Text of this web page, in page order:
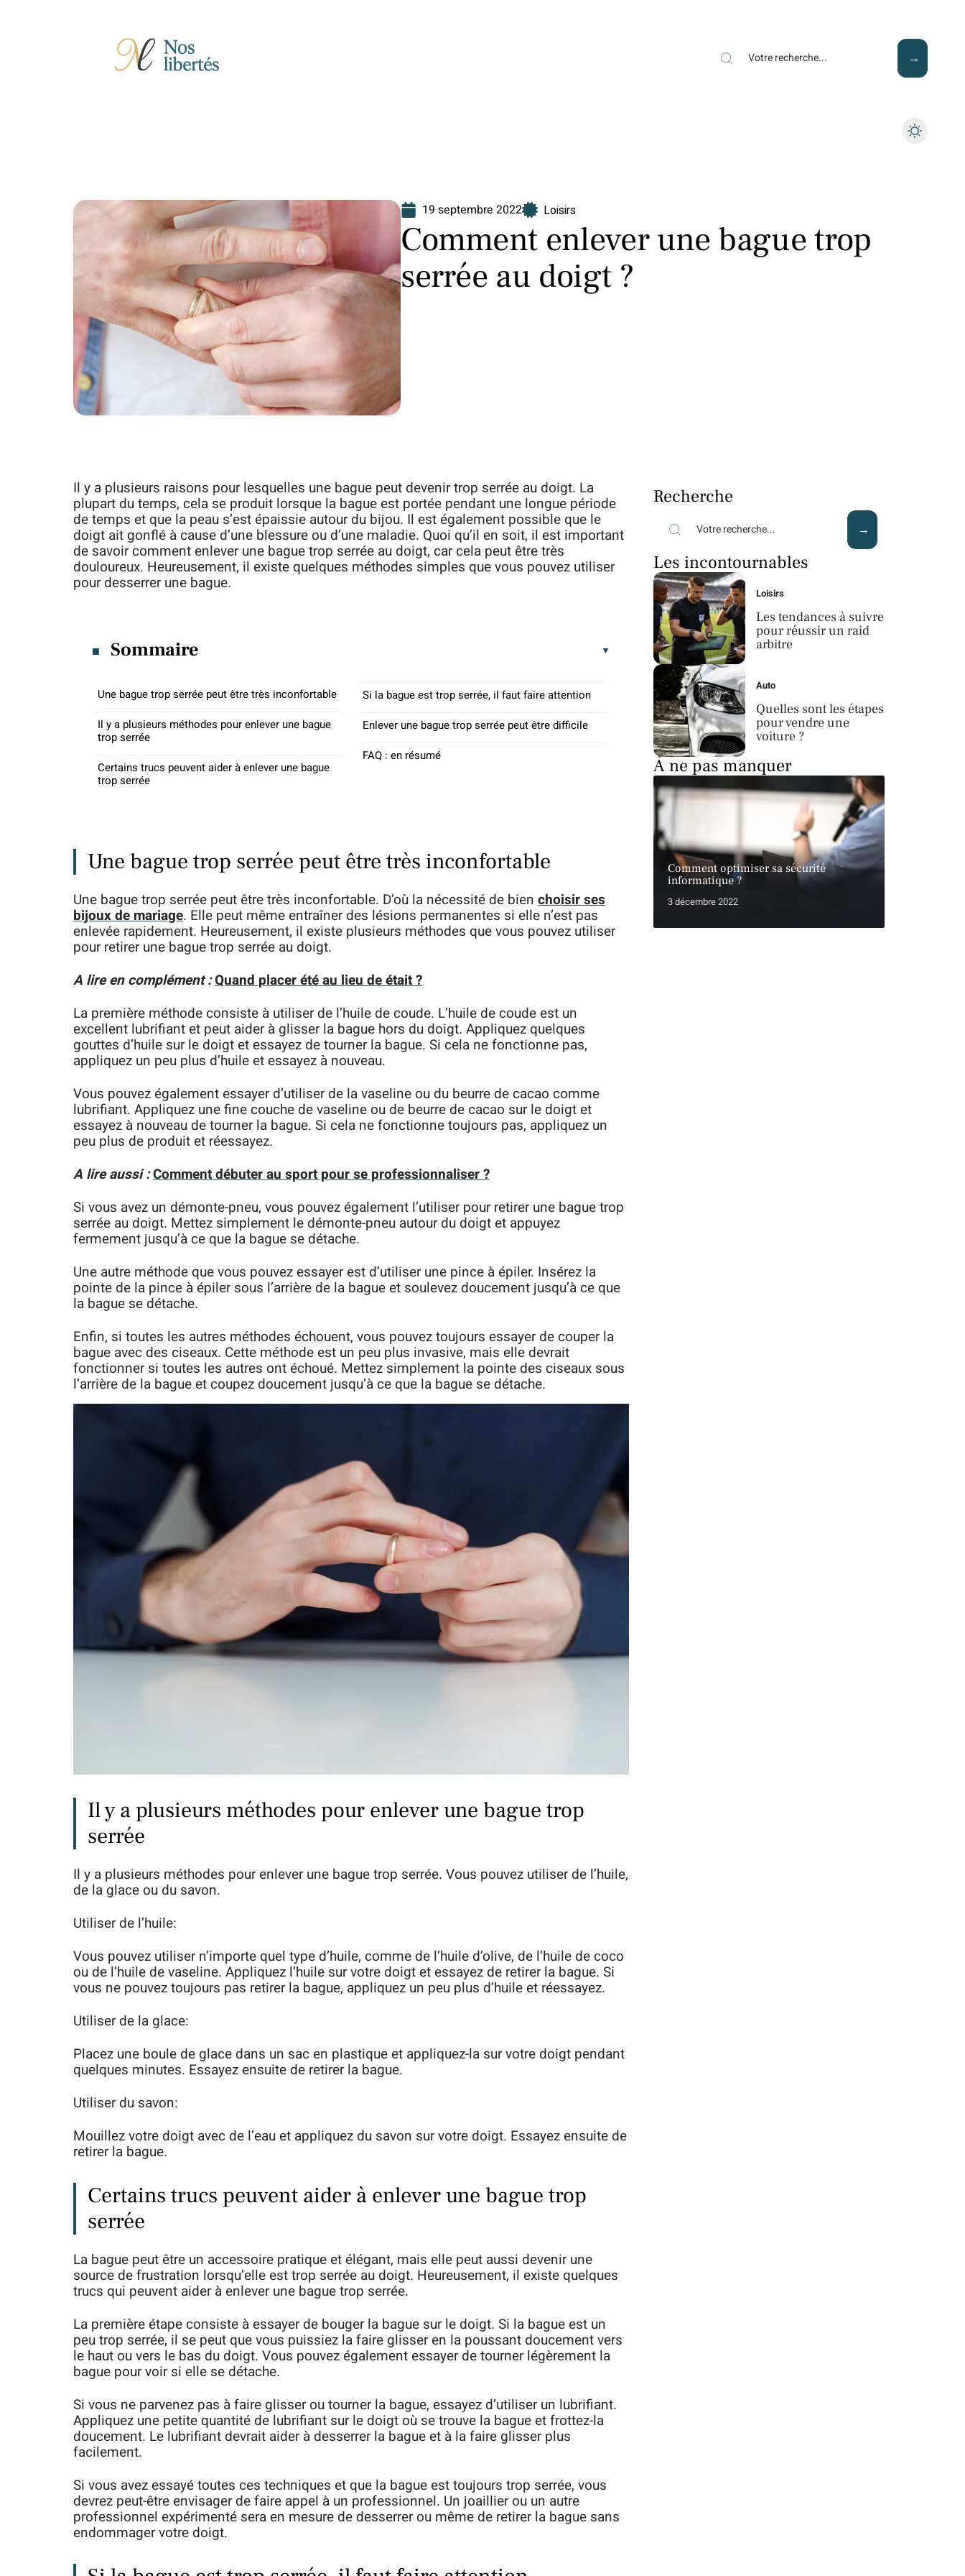
19 septembre 2022 Loisirs
Comment enlever une bague trop
serrée au doigt ?
Il y a plusieurs raisons pour lesquelles une bague peut devenir trop serrée au doigt. La
plupart du temps, cela se produit lorsque la bague est portée pendant une longue période
de temps et que la peau s’est épaissie autour du bijou. Il est également possible que le
doigt ait gonflé à cause d’une blessure ou d’une maladie. Quoi qu’il en soit, il est important
de savoir comment enlever une bague trop serrée au doigt, car cela peut être très
douloureux. Heureusement, il existe quelques méthodes simples que vous pouvez utiliser
pour desserrer une bague.
Sommaire
Une bague trop serrée peut être très inconfortable
Il y a plusieurs méthodes pour enlever une bague
trop serrée
Certains trucs peuvent aider à enlever une bague
trop serrée
Si la bague est trop serrée, il faut faire attention
Enlever une bague trop serrée peut être difficile
FAQ : en résumé
Une bague trop serrée peut être très inconfortable
Une bague trop serrée peut être très inconfortable. D’où la nécessité de bien choisir ses
bijoux de mariage. Elle peut même entraîner des lésions permanentes si elle n’est pas
enlevée rapidement. Heureusement, il existe plusieurs méthodes que vous pouvez utiliser
pour retirer une bague trop serrée au doigt.
A lire en complément :Quand placer été au lieu de était ?
La première méthode consiste à utiliser de l’huile de coude. L’huile de coude est un
excellent lubrifiant et peut aider à glisser la bague hors du doigt. Appliquez quelques
gouttes d’huile sur le doigt et essayez de tourner la bague. Si cela ne fonctionne pas,
appliquez un peu plus d’huile et essayez à nouveau.
Vous pouvez également essayer d’utiliser de la vaseline ou du beurre de cacao comme
lubrifiant. Appliquez une fine couche de vaseline ou de beurre de cacao sur le doigt et
essayez à nouveau de tourner la bague. Si cela ne fonctionne toujours pas, appliquez un
peu plus de produit et réessayez.
A lire aussi :Comment débuter au sport pour se professionnaliser ?
Si vous avez un démonte-pneu, vous pouvez également l’utiliser pour retirer une bague trop
serrée au doigt. Mettez simplement le démonte-pneu autour du doigt et appuyez
fermement jusqu’à ce que la bague se détache.
Une autre méthode que vous pouvez essayer est d’utiliser une pince à épiler. Insérez la
pointe de la pince à épiler sous l’arrière de la bague et soulevez doucement jusqu’à ce que
la bague se détache.
Enfin, si toutes les autres méthodes échouent, vous pouvez toujours essayer de couper la
bague avec des ciseaux. Cette méthode est un peu plus invasive, mais elle devrait
fonctionner si toutes les autres ont échoué. Mettez simplement la pointe des ciseaux sous
l’arrière de la bague et coupez doucement jusqu’à ce que la bague se détache.
Il y a plusieurs méthodes pour enlever une bague trop
serrée
Il y a plusieurs méthodes pour enlever une bague trop serrée. Vous pouvez utiliser de l’huile,
de la glace ou du savon.
Utiliser de l’huile:
Vous pouvez utiliser n’importe quel type d’huile, comme de l’huile d’olive, de l’huile de coco
ou de l’huile de vaseline. Appliquez l’huile sur votre doigt et essayez de retirer la bague. Si
vous ne pouvez toujours pas retirer la bague, appliquez un peu plus d’huile et réessayez.
Utiliser de la glace:
Placez une boule de glace dans un sac en plastique et appliquez-la sur votre doigt pendant
quelques minutes. Essayez ensuite de retirer la bague.
Utiliser du savon:
Mouillez votre doigt avec de l’eau et appliquez du savon sur votre doigt. Essayez ensuite de
retirer la bague.
Certains trucs peuvent aider à enlever une bague trop
serrée
La bague peut être un accessoire pratique et élégant, mais elle peut aussi devenir une
source de frustration lorsqu’elle est trop serrée au doigt. Heureusement, il existe quelques
trucs qui peuvent aider à enlever une bague trop serrée.
La première étape consiste à essayer de bouger la bague sur le doigt. Si la bague est un
peu trop serrée, il se peut que vous puissiez la faire glisser en la poussant doucement vers
le haut ou vers le bas du doigt. Vous pouvez également essayer de tourner légèrement la
bague pour voir si elle se détache.
Si vous ne parvenez pas à faire glisser ou tourner la bague, essayez d’utiliser un lubrifiant.
Appliquez une petite quantité de lubrifiant sur le doigt où se trouve la bague et frottez-la
doucement. Le lubrifiant devrait aider à desserrer la bague et à la faire glisser plus
facilement.
Si vous avez essayé toutes ces techniques et que la bague est toujours trop serrée, vous
devrez peut-être envisager de faire appel à un professionnel. Un joaillier ou un autre
professionnel expérimenté sera en mesure de desserrer ou même de retirer la bague sans
endommager votre doigt.
Recherche
Les incontournables
Loisirs
Les tendances à suivre
pour réussir un raid
arbitre
Auto
Quelles sont les étapes
pour vendre une
voiture ?
À ne pas manquer
Comment optimiser sa sécurité
informatique ?
3 décembre 2022